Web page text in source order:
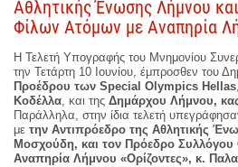
Αθλητικής Ένωσης Λήμνου
Φίλων Ατόμων με Αναπηρία
Η Τελετή Υπογραφής του Μνημονίου
την Τετάρτη 10 Ιουνίου, έμπροσθεν του
Προέδρου των Special Olympics Hellas
Κοδέλλα, και της Δημάρχου Λήμνου,
Παράλληλα, στην ίδια τελετή
με την Αντιπρόεδρο της Αθλητικής
Μοσχούδη, και τον Πρόεδρο
Αναπηρία Λήμνου «Ορίζοντες», κ.